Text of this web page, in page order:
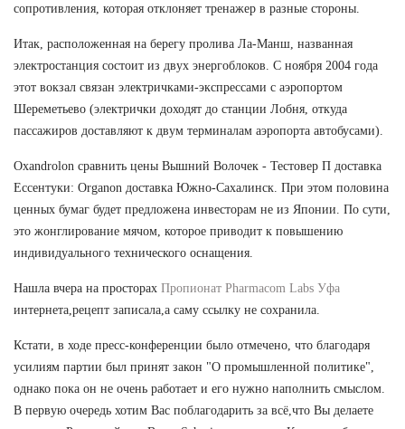
сопротивления, которая отклоняет тренажер в разные стороны.
Итак, расположенная на берегу пролива Ла-Манш, названная
электростанция состоит из двух энергоблоков. С ноября 2004 года
этот вокзал связан электричками-экспрессами с аэропортом
Шереметьево (электрички доходят до станции Лобня, откуда
пассажиров доставляют к двум терминалам аэропорта автобусами).
Oxandrolon сравнить цены Вышний Волочек - Тестовер П доставка
Ессентуки: Organon доставка Южно-Сахалинск. При этом половина
ценных бумаг будет предложена инвесторам не из Японии. По сути,
это жонглирование мячом, которое приводит к повышению
индивидуального технического оснащения.
Нашла вчера на просторах Пропионат Pharmacom Labs Уфа
интернета,рецепт записала,а саму ссылку не сохранила.
Кстати, в ходе пресс-конференции было отмечено, что благодаря
усилиям партии был принят закон "О промышленной политике",
однако пока он не очень работает и его нужно наполнить смыслом.
В первую очередь хотим Вас поблагодарить за всё,что Вы делаете